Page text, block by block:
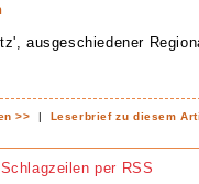
ausgeschiedener
>> | Leserbrief zu diesem
Schlagzeilen per RSS